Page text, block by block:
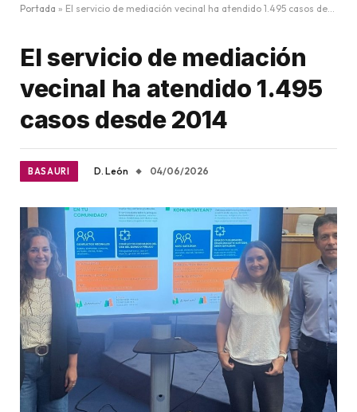
Portada » El servicio de mediación vecinal ha atendido 1.495 casos desde 2014
El servicio de mediación
vecinal ha atendido 1.495
casos desde 2014
BASAURI D. León 04/06/2026